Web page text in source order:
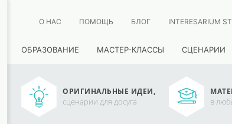
О НАС ПОМОЩЬ БЛОГ INTERESARIUM
ОБРАЗОВАНИЕ МАСТЕР-КЛАССЫ СЦЕНАРИИ
ОРИГИНАЛЬНЫЕ ИДЕИ,
сценарии для досуга в